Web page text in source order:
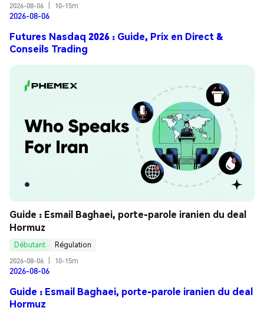
2026-08-06
10-15m
2026-08-06
Futures Nasdaq 2026 : Guide, Prix en Direct &
Conseils Trading
Guide : Esmail Baghaei, porte-parole iranien du deal
Hormuz
Débutant
Régulation
2026-08-06
10-15m
2026-08-06
Guide : Esmail Baghaei, porte-parole iranien du deal
Hormuz